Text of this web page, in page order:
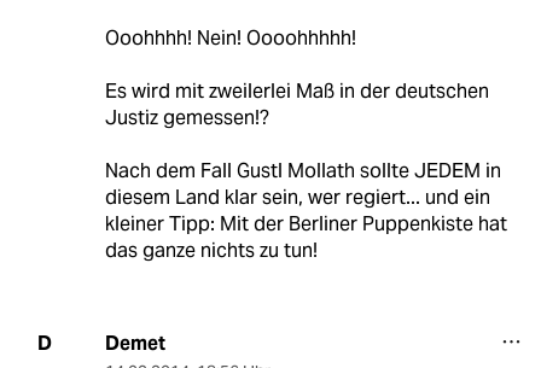
Ooohhhh! Nein! Oooohhhhh!
Es wird mit zweilerlei Maß in der deutschen
Justiz gemessen!?
Nach dem Fall Gustl Mollath sollte JEDEM in
diesem Land klar sein, wer regiert... und ein
kleiner Tipp: Mit der Berliner Puppenkiste hat
das ganze nichts zu tun!
D Demet